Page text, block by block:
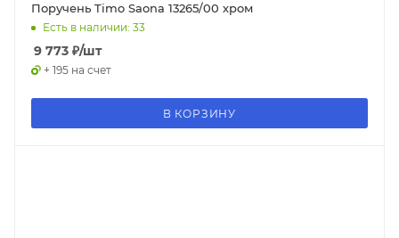
Поручень Timo Saona 13265/00 хром
Есть в наличии: 33
9 773 ₽/шт
+ 195 на счет
В КОРЗИНУ